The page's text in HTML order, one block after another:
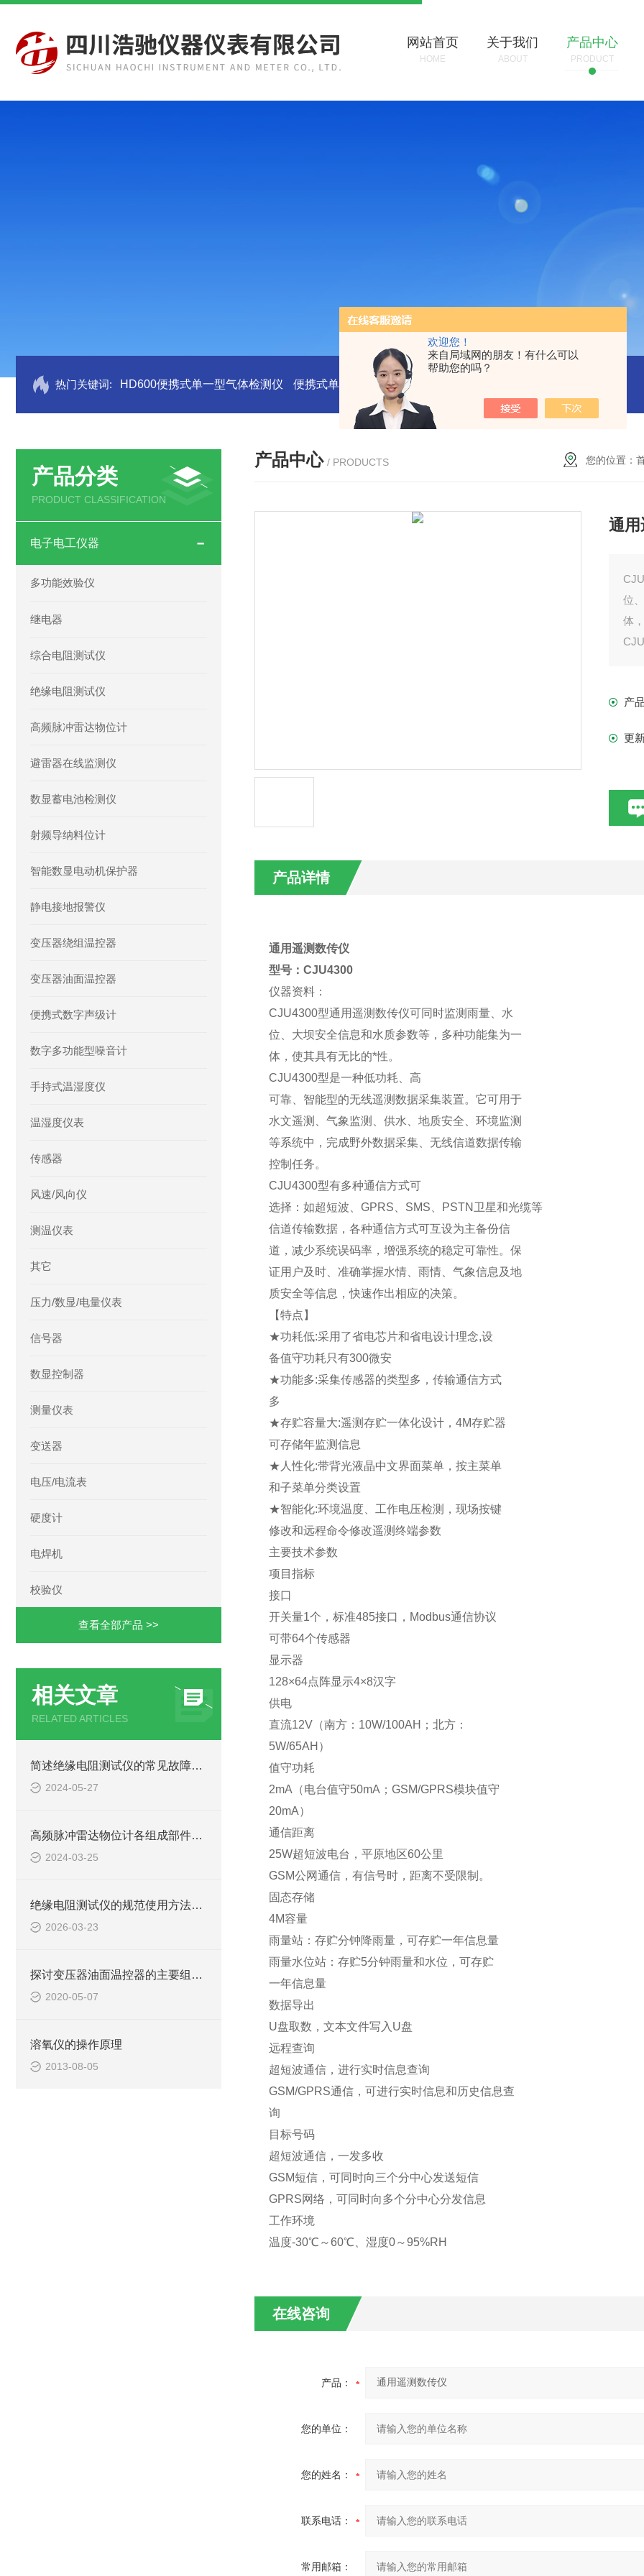
欢迎您！
来自局域网的朋友！有什么可以
帮助您的吗？
网站首页
HOME
关于我们
ABOUT
产品中心
PRODUCT
热门关键词: HD600便携式单一型气体检测仪 便携式单一气体检测仪
产品分类
PRODUCT CLASSIFICATION
电子电工仪器
多功能效验仪
继电器
综合电阻测试仪
绝缘电阻测试仪
高频脉冲雷达物位计
避雷器在线监测仪
数显蓄电池检测仪
射频导纳料位计
智能数显电动机保护器
静电接地报警仪
变压器绕组温控器
变压器油面温控器
便携式数字声级计
数字多功能型噪音计
手持式温湿度仪
温湿度仪表
传感器
风速/风向仪
测温仪表
其它
压力/数显/电量仪表
信号器
数显控制器
测量仪表
变送器
电压/电流表
硬度计
电焊机
校验仪
查看全部产品 >>
相关文章
RELATED ARTICLES
简述绝缘电阻测试仪的常见故障相应解决方法
2024-05-27
高频脉冲雷达物位计各组成部件的功能特点分享
2024-03-25
绝缘电阻测试仪的规范使用方法详解
2026-03-23
探讨变压器油面温控器的主要组成及功能
2020-05-07
溶氧仪的操作原理
2013-08-05
产品中心 / PRODUCTS 您的位置：
通
位
体
等
产
更
产品详情
通用遥测数传仪
型号：CJU4300
仪器资料：
CJU4300型通用遥测数传仪可同时监测雨量、水
位、大坝安全信息和水质参数等，多种功能集为一
体，使其具有无比的*性。
CJU4300型是一种低功耗、高
可靠、智能型的无线遥测数据采集装置。它可用于
水文遥测、气象监测、供水、地质安全、环境监测
等系统中，完成野外数据采集、无线信道数据传输
控制任务。
CJU4300型有多种通信方式可
选择：如超短波、GPRS、SMS、PSTN卫星和光缆等
信道传输数据，各种通信方式可互设为主备份信
道，减少系统误码率，增强系统的稳定可靠性。保
证用户及时、准确掌握水情、雨情、气象信息及地
质安全等信息，快速作出相应的决策。
【特点】
★功耗低:采用了省电芯片和省电设计理念,设
备值守功耗只有300微安
★功能多:采集传感器的类型多，传输通信方式
多
★存贮容量大:遥测存贮一体化设计，4M存贮器
可存储年监测信息
★人性化:带背光液晶中文界面菜单，按主菜单
和子菜单分类设置
★智能化:环境温度、工作电压检测，现场按键
修改和远程命令修改遥测终端参数
主要技术参数
项目指标
接口
开关量1个，标准485接口，Modbus通信协议
可带64个传感器
显示器
128×64点阵显示4×8汉字
供电
直流12V（南方：10W/100AH；北方：
5W/65AH）
值守功耗
2mA（电台值守50mA；GSM/GPRS模块值守
20mA）
通信距离
25W超短波电台，平原地区60公里
GSM公网通信，有信号时，距离不受限制。
固态存储
4M容量
雨量站：存贮分钟降雨量，可存贮一年信息量
雨量水位站：存贮5分钟雨量和水位，可存贮
一年信息量
数据导出
U盘取数，文本文件写入U盘
远程查询
超短波通信，进行实时信息查询
GSM/GPRS通信，可进行实时信息和历史信息查
询
目标号码
超短波通信，一发多收
GSM短信，可同时向三个分中心发送短信
GPRS网络，可同时向多个分中心分发信息
工作环境
温度-30℃～60℃、湿度0～95%RH
在线咨询
产品：
您的单位：
您的姓名：
联系电话：
常用邮箱：